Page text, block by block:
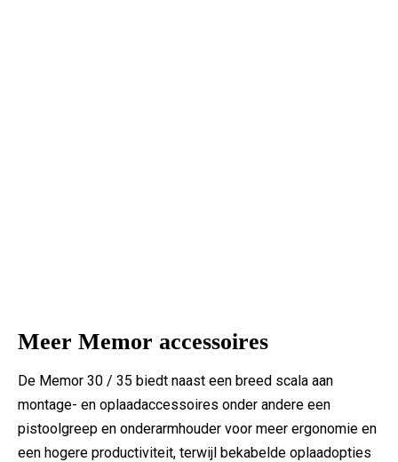
Meer Memor accessoires
De Memor 30 / 35 biedt naast een breed scala aan
montage- en oplaadaccessoires onder andere een
pistoolgreep en onderarmhouder voor meer ergonomie en
een hogere productiviteit, terwijl bekabelde oplaadopties